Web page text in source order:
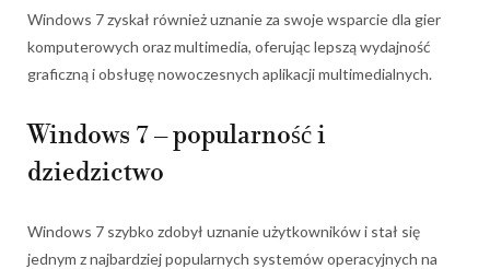
Windows 7 zyskał również uznanie za swoje wsparcie dla gier
komputerowych oraz multimedia, oferując lepszą wydajność
graficzną i obsługę nowoczesnych aplikacji multimedialnych.
Windows 7 – popularność i
dziedzictwo
Windows 7 szybko zdobył uznanie użytkowników i stał się
jednym z najbardziej popularnych systemów operacyjnych na